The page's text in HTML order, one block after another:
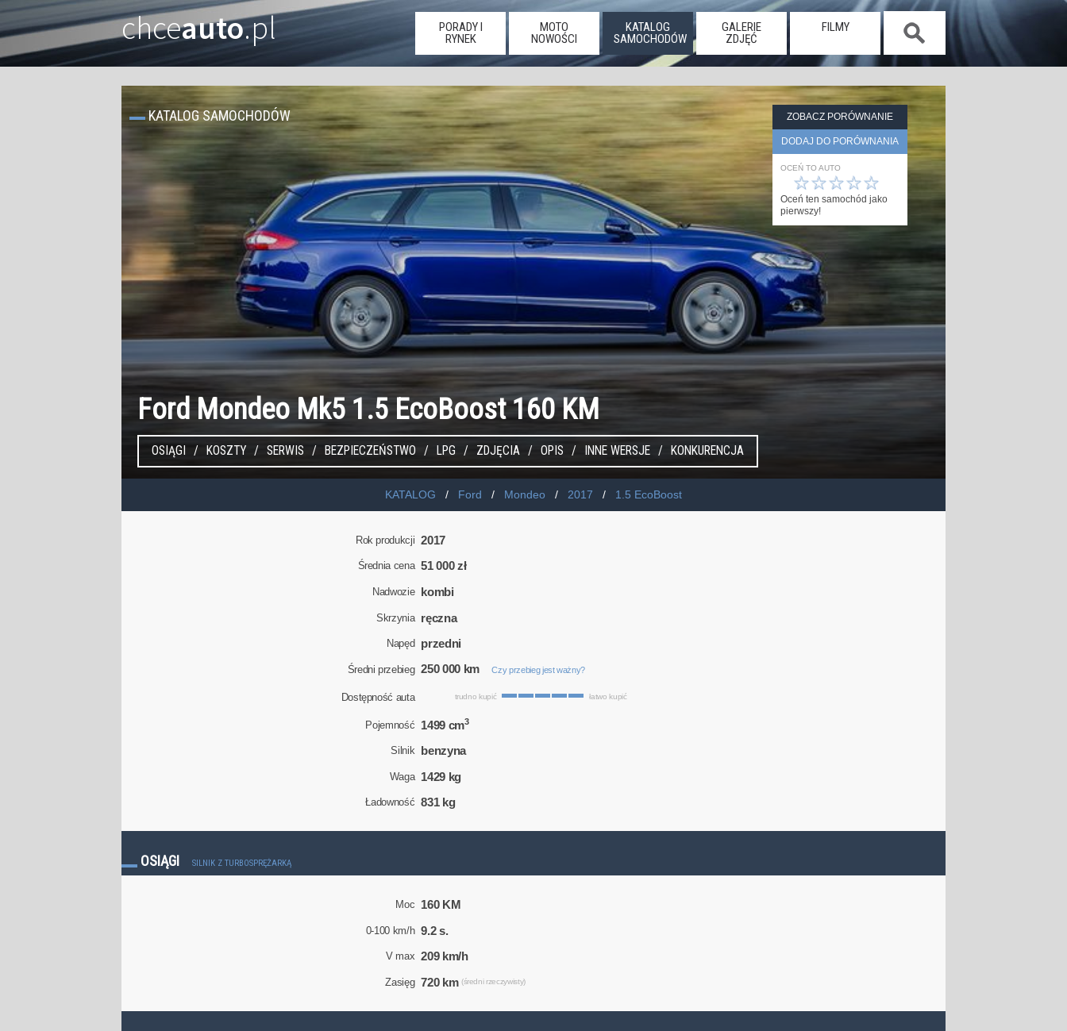
chceauto.pl
PORADY I
RYNEK
MOTO
NOWOŚCI
KATALOG
SAMOCHODÓW
GALERIE
ZDJĘĆ
FILMY
Ford Mondeo Mk5 1.5 EcoBoost 160 KM
KATALOG SAMOCHODÓW ZOBACZ PORÓWNANIE
DODAJ DO PORÓWNANIA
OCEŃ TO AUTO
☆
☆
☆
☆
☆
Oceń ten samochód jako
pierwszy!
OSIĄGI KOSZTY SERWIS BEZPIECZEŃSTWO LPG ZDJĘCIA OPIS INNE WERSJE KONKURENCJA
KATALOG Ford Mondeo 2017 1.5 EcoBoost
Rok produkcji 2017
Średnia cena 51 000 zł
Nadwozie kombi
Skrzynia ręczna
Napęd przedni
Średni przebieg 250 000 km Czy przebieg jest ważny?
Dostępność auta trudno kupić łatwo kupić
Pojemność 1499 cm3
Silnik benzyna
Waga 1429 kg
Ładowność 831 kg
OSIĄGI SILNIK Z TURBOSPRĘŻARKĄ
Moc 160 KM
0-100 km/h 9.2 s.
V max 209 km/h
Zasięg 720 km (średni rzeczywisty)